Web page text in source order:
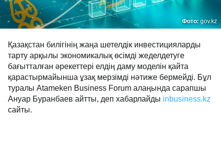
Фото: gov.kz
Қазақстан билігінің жаңа шетелдік инвестицияларды
тарту арқылы экономикалық өсімді жеделдетуге
бағытталған әрекеттері елдің даму моделін қайта
қарастырмайынша ұзақ мерзімді нәтиже бермейді. Бұл
туралы Atameken Business Forum алаңында сарапшы
Ануар Буранбаев айтты, деп хабарлайды inbusiness.kz
сайты.